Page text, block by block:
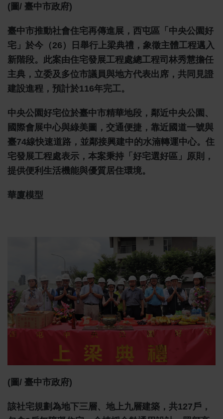
(圖/ 臺中市政府)
臺中市推動社會住宅再傳進展，西屯區「中央公園好
宅」於今（26）日舉行上梁典禮，象徵主體工程邁入
新階段。此案由住宅發展工程處總工程司林秀慧擔任
主典，立委及多位市議員與地方代表出席，共同見證
建設進程，預計於116年完工。
中央公園好宅位於臺中市精華地段，鄰近中央公園、
國際會展中心與綠美圖，交通便捷，靠近國道一號與
臺74線快速道路，並鄰接興建中的水湳轉運中心。住
宅發展工程處表示，本案秉持「好宅選好區」原則，
提供便利生活機能與優質居住環境。
華廈模型
(圖/ 臺中市政府)
該社宅規劃為地下三層、地上九層建築，共127戶，